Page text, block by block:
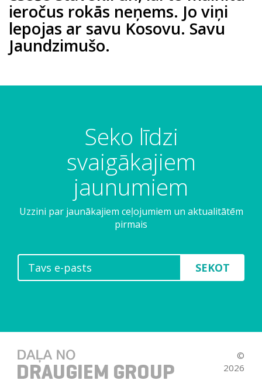
ieročus rokās neņems. Jo viņi
lepojas ar savu Kosovu. Savu
Jaundzimušo.
Seko līdzi
svaigākajiem
jaunumiem
Uzzini par jaunākajiem ceļojumiem un aktualitātēm
pirmais
SEKOT
©
2026